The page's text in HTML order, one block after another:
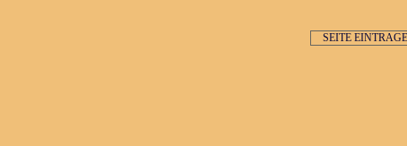
SEITE